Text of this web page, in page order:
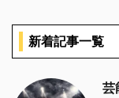
新着記事一覧
芸